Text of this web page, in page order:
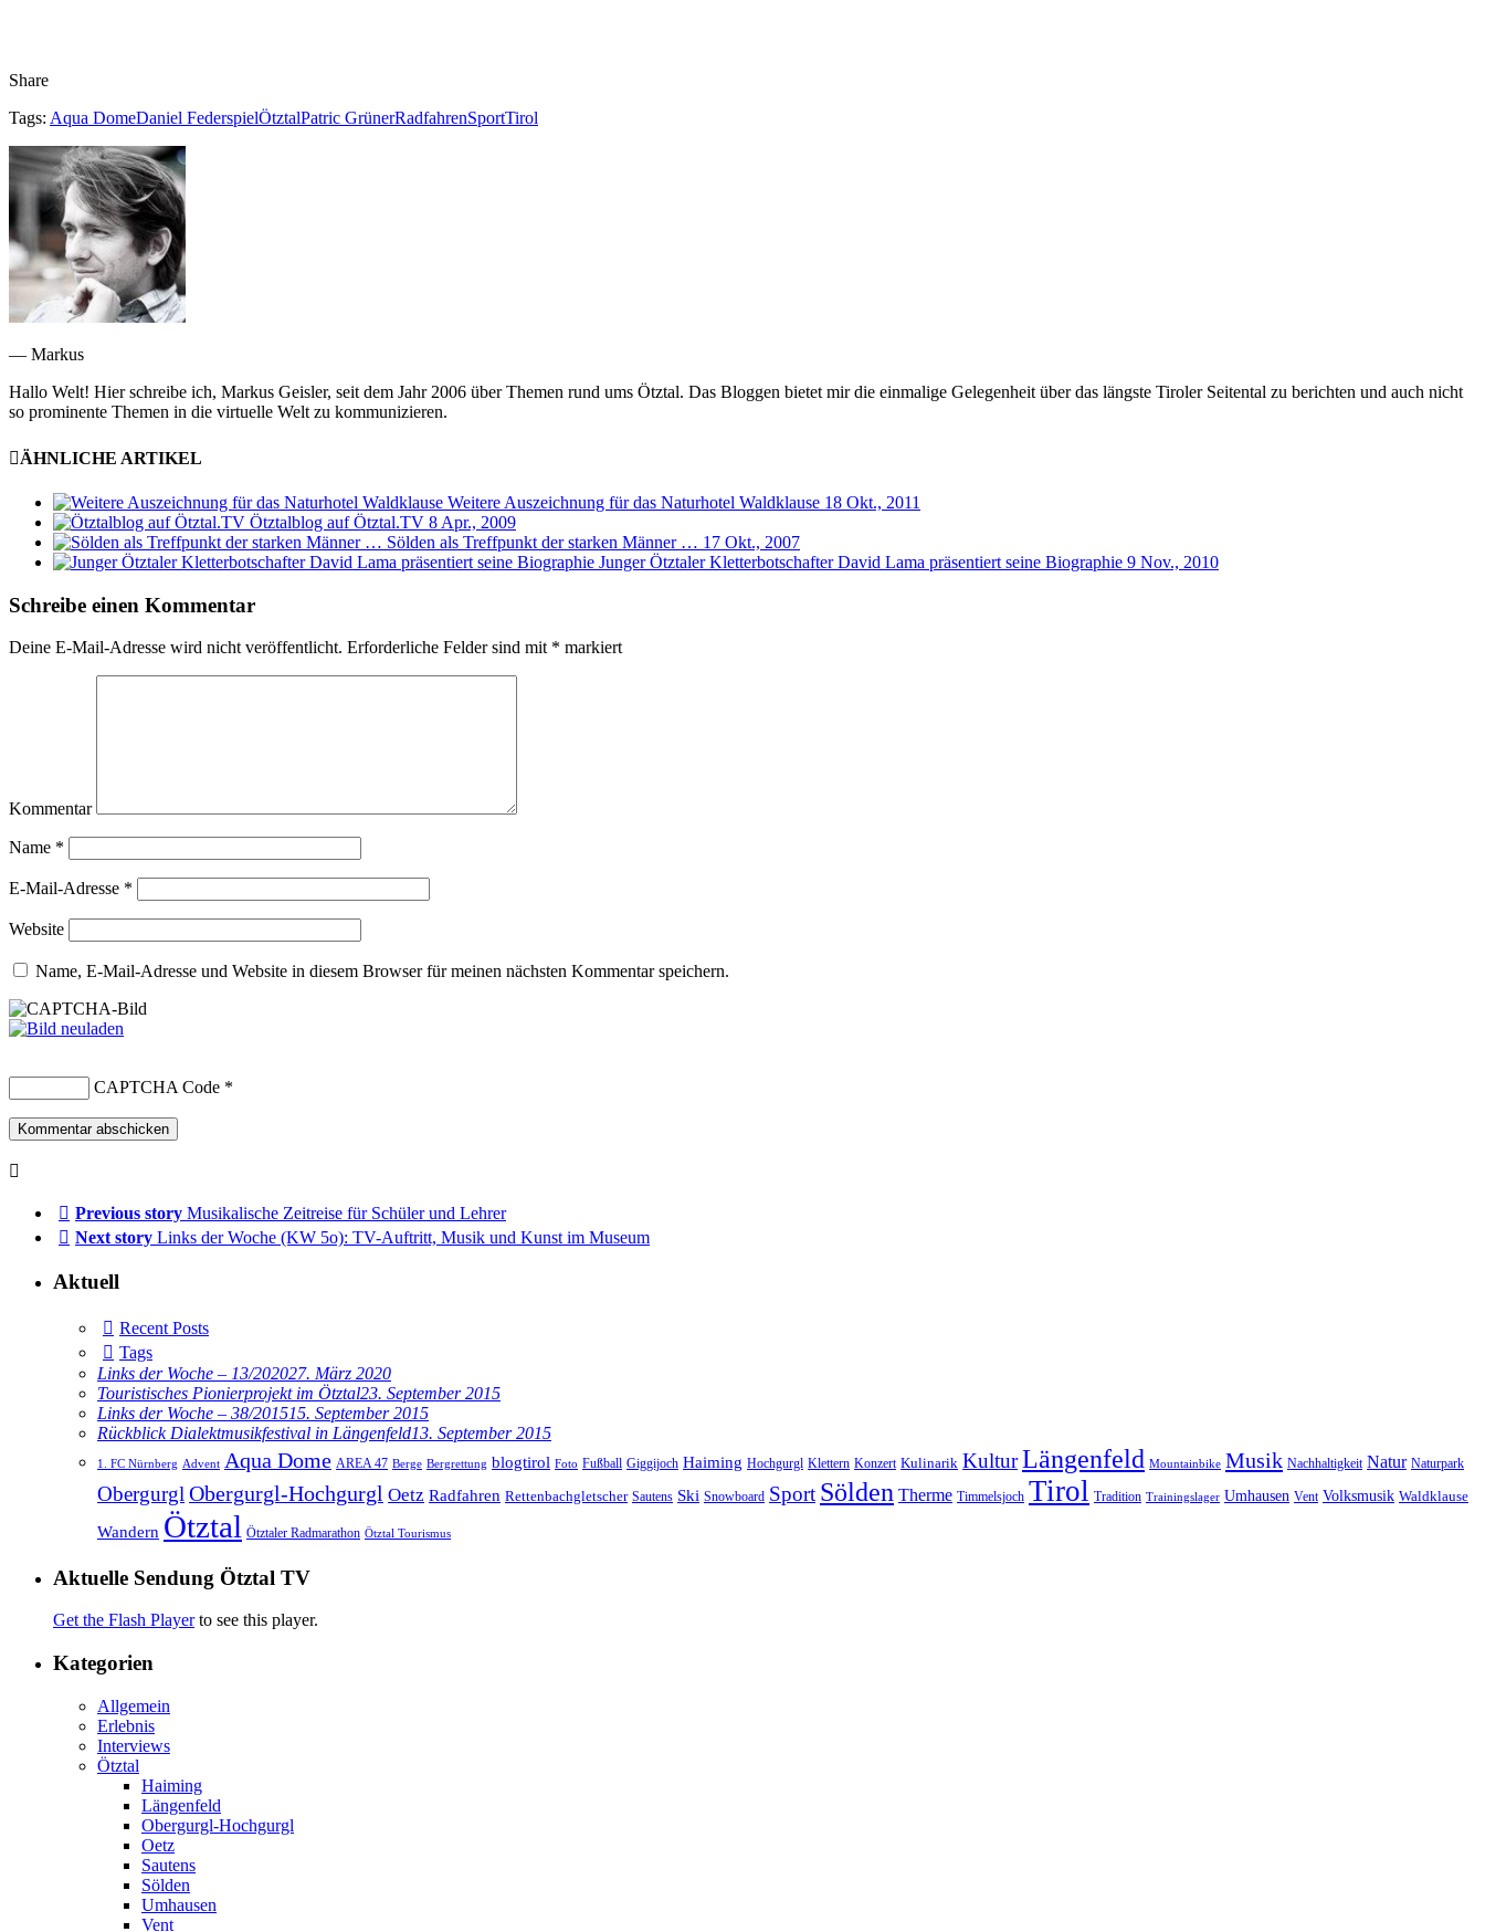
Share
Tags: Aqua DomeDaniel FederspielÖtztalPatric GrünerRadfahrenSportTirol
— Markus
Hallo Welt! Hier schreibe ich, Markus Geisler, seit dem Jahr 2006 über Themen rund ums Ötztal. Das Bloggen bietet mir die einmalige Gelegenheit über das längste Tiroler Seitental zu berichten und auch nicht
so prominente Themen in die virtuelle Welt zu kommunizieren.
ÄHNLICHE ARTIKEL
Weitere Auszeichnung für das Naturhotel Waldklause 18 Okt., 2011
Ötztalblog auf Ötztal.TV 8 Apr., 2009
Sölden als Treffpunkt der starken Männer … 17 Okt., 2007
Junger Ötztaler Kletterbotschafter David Lama präsentiert seine Biographie 9 Nov., 2010
Schreibe einen Kommentar
Deine E-Mail-Adresse wird nicht veröffentlicht. Erforderliche Felder sind mit * markiert
Kommentar
Name *
E-Mail-Adresse *
Website
Name, E-Mail-Adresse und Website in diesem Browser für meinen nächsten Kommentar speichern.
CAPTCHA Code *
Previous story Musikalische Zeitreise für Schüler und Lehrer
Next story Links der Woche (KW 5o): TV-Auftritt, Musik und Kunst im Museum
Aktuell
Recent Posts
Tags
Links der Woche – 13/202027. März 2020
Touristisches Pionierprojekt im Ötztal23. September 2015
Links der Woche – 38/201515. September 2015
Rückblick Dialektmusikfestival in Längenfeld13. September 2015
1. FC Nürnberg Advent Aqua Dome AREA 47 Berge Bergrettung blogtirol Foto Fußball Giggijoch Haiming Hochgurgl Klettern Konzert Kulinarik KulturLängenfeld Mountainbike Musik Nachhaltigkeit Natur Naturpark
Obergurgl Obergurgl-Hochgurgl Oetz Radfahren Rettenbachgletscher Sautens Ski Snowboard Sport Sölden Therme Timmelsjoch Tirol Tradition Trainingslager Umhausen Vent Volksmusik Waldklause
Wandern Ötztal Ötztaler Radmarathon Ötztal Tourismus
Aktuelle Sendung Ötztal TV
Get the Flash Playerto see this player.
Kategorien
Allgemein
Erlebnis
Interviews
Ötztal
Haiming
Längenfeld
Obergurgl-Hochgurgl
Oetz
Sautens
Sölden
Umhausen
Vent